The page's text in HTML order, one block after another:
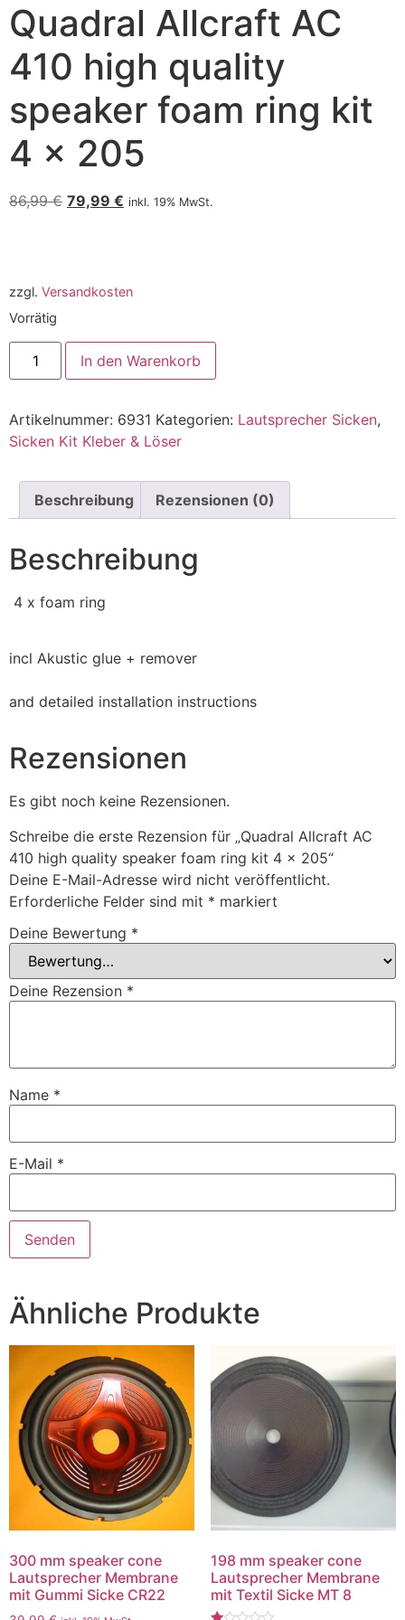
Quadral Allcraft AC
410 high quality
speaker foam ring kit
4 x 205
86,99€ 79,99 € inkl. 19% MwSt.
zzgl. Versandkosten
Vorrätig
In den Warenkorb
Artikelnummer: 6931 Kategorien: Lautsprecher Sicken,
Sicken Kit Kleber & Löser
Beschreibung Rezensionen (0)
Beschreibung
4 x foam ring
incl Akustic glue + remover
and detailed installation instructions
Rezensionen
Es gibt noch keine Rezensionen.
Schreibe die erste Rezension für „Quadral Allcraft AC
410 high quality speaker foam ring kit 4 x 205“
Deine E-Mail-Adresse wird nicht veröffentlicht.
Erforderliche Felder sind mit * markiert
Deine Bewertung *
Deine Rezension *
Name *
E-Mail *
Ähnliche Produkte
300 mm speaker cone
Lautsprecher Membrane
mit Gummi Sicke CR22
198 mm speaker cone
Lautsprecher Membrane
mit Textil Sicke MT 8